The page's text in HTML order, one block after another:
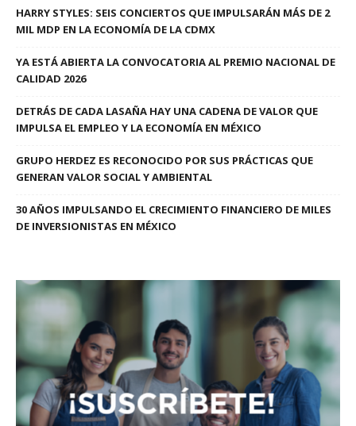
HARRY STYLES: SEIS CONCIERTOS QUE IMPULSARÁN MÁS DE 2
MIL MDP EN LA ECONOMÍA DE LA CDMX
YA ESTÁ ABIERTA LA CONVOCATORIA AL PREMIO NACIONAL DE
CALIDAD 2026
DETRÁS DE CADA LASAÑA HAY UNA CADENA DE VALOR QUE
IMPULSA EL EMPLEO Y LA ECONOMÍA EN MÉXICO
GRUPO HERDEZ ES RECONOCIDO POR SUS PRÁCTICAS QUE
GENERAN VALOR SOCIAL Y AMBIENTAL
30 AÑOS IMPULSANDO EL CRECIMIENTO FINANCIERO DE MILES
DE INVERSIONISTAS EN MÉXICO